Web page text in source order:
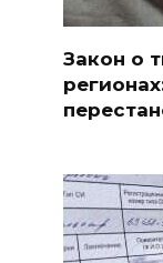
Закон о